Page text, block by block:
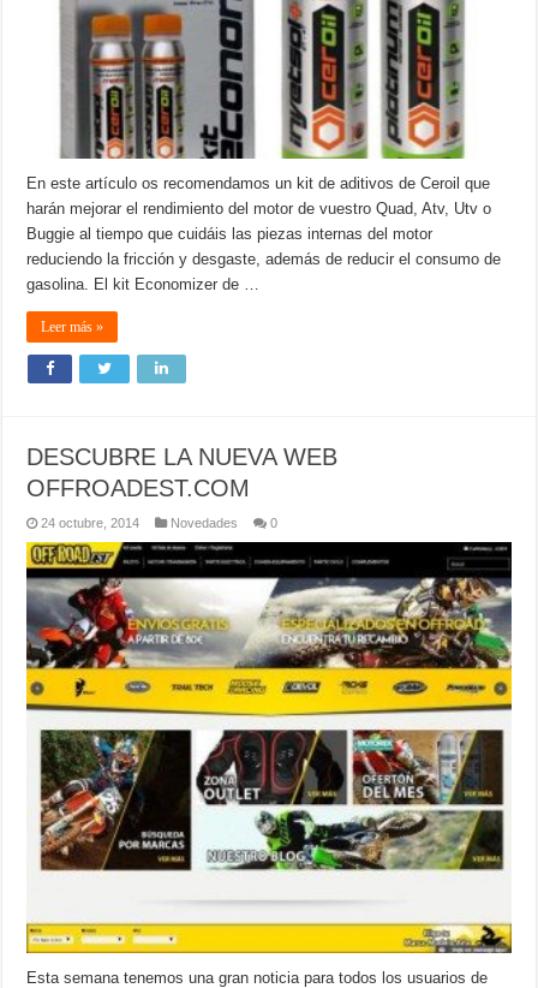
En este artículo os recomendamos un kit de aditivos de Ceroil que
harán mejorar el rendimiento del motor de vuestro Quad, Atv, Utv o
Buggie al tiempo que cuidáis las piezas internas del motor
reduciendo la fricción y desgaste, además de reducir el consumo de
gasolina. El kit Economizer de …
Leer más »
DESCUBRE LA NUEVA WEB
OFFROADEST.COM
24 octubre, 2014 Novedades 0
Esta semana tenemos una gran noticia para todos los usuarios de